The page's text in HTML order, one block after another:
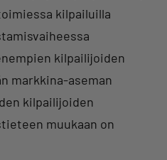
kilpailuilla
kilpailijoiden
markkina-aseman
kilpailijoiden
muukaan on